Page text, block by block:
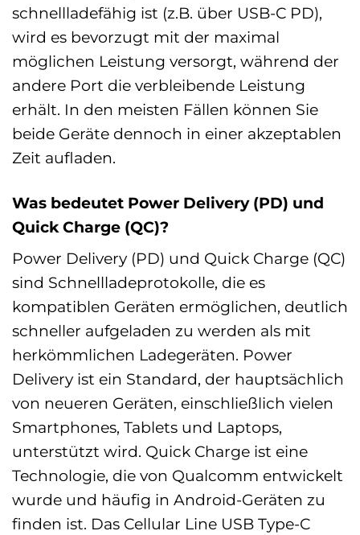
schnellladefähig ist (z.B. über USB-C PD),
wird es bevorzugt mit der maximal
möglichen Leistung versorgt, während der
andere Port die verbleibende Leistung
erhält. In den meisten Fällen können Sie
beide Geräte dennoch in einer akzeptablen
Zeit aufladen.
Was bedeutet Power Delivery (PD) und
Quick Charge (QC)?
Power Delivery (PD) und Quick Charge (QC)
sind Schnellladeprotokolle, die es
kompatiblen Geräten ermöglichen, deutlich
schneller aufgeladen zu werden als mit
herkömmlichen Ladegeräten. Power
Delivery ist ein Standard, der hauptsächlich
von neueren Geräten, einschließlich vielen
Smartphones, Tablets und Laptops,
unterstützt wird. Quick Charge ist eine
Technologie, die von Qualcomm entwickelt
wurde und häufig in Android-Geräten zu
finden ist. Das Cellular Line USB Type-C